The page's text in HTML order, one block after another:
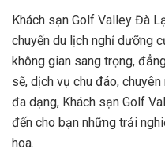
Khách sạn Golf Valley Đà
chuyến du lịch nghỉ dưỡng
không gian sang trọng,
sẽ, dịch vụ chu đáo,
đa dạng, Khách sạn Golf
đến cho bạn những trải
hoa.